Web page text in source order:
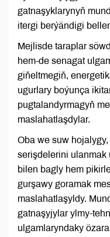
gatnaşyklarynyň
itergi berýändigi
Mejlisde taraplar
hem-de senagat
giňeltmegiň,
ugurlary boýunça
pugtalandyrmagyň
maslahatlaşdylar.
Oba we suw
serişdelerini ulanmak
bilen bagly hem
gurşawy goramak
maslahatlaşyldy.
gatnaşyjylar ylmy-
ulgamlaryndaky